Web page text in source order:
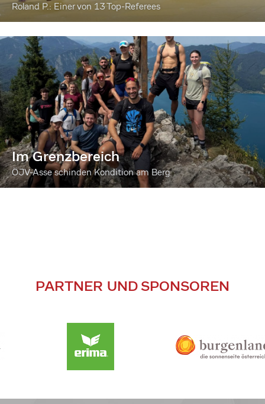
Roland P.: Einer von 13 Top-Referees
Im Grenzbereich
ÖJV-Asse schinden Kondition am Berg
PARTNER UND SPONSOREN